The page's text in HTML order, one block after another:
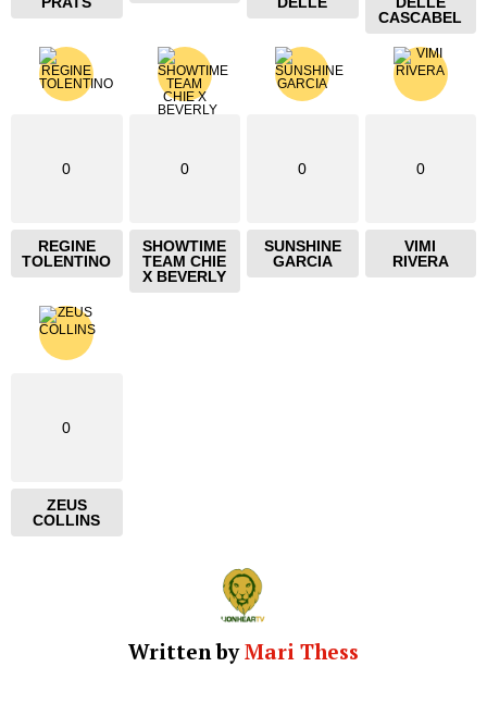
CASCABEL
0
REGINE
TOLENTINO
0
SHOWTIME
TEAM CHIE
X BEVERLY
0
SUNSHINE
GARCIA
0
VIMI
RIVERA
0
ZEUS
COLLINS
Written byMari Thess